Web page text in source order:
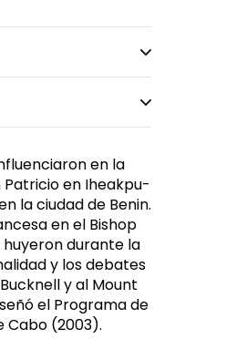
en la
en Iheakpu-
la ciudad de Benin.
en el Bishop
huyeron durante la
y los debates
y al Mount
el Programa de
Cabo (2003).